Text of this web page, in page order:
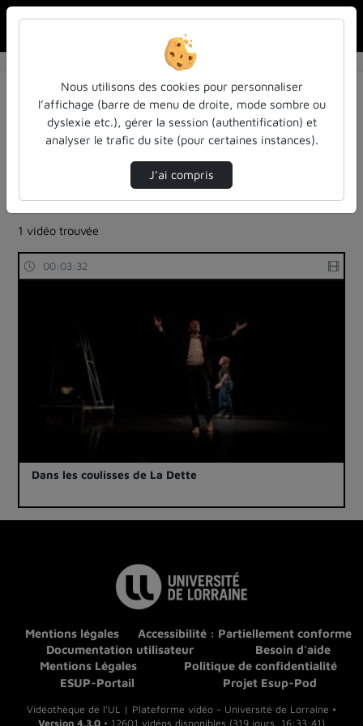
Résultats de la recherche
Filtres actifs (cliquer pour en retirer) :
reportages
sdun-videos-en-ligne
sdun-videos-en-ligne
theatre-representations-sur-scene
budget
sdun-videos-en-ligne
1 vidéo trouvée
00:03:32
Dans les coulisses de La Dette
Mentions légales
Accessibilité : Partiellement conforme
Documentation utilisateur
Besoin d'aide
Mentions Légales
Politique de confidentialité
ESUP-Portail
Projet Esup-Pod
Vidéothèque de l'UL | Plateforme vidéo - Université de Lorraine •
Version 4.3.0 • 12601 vidéos disponibles (319 jours, 16:33:41)
Nous utilisons des cookies pour personnaliser
l’affichage (barre de menu de droite, mode sombre ou
dyslexie etc.), gérer la session (authentification) et
analyser le trafic du site (pour certaines instances).
J’ai compris